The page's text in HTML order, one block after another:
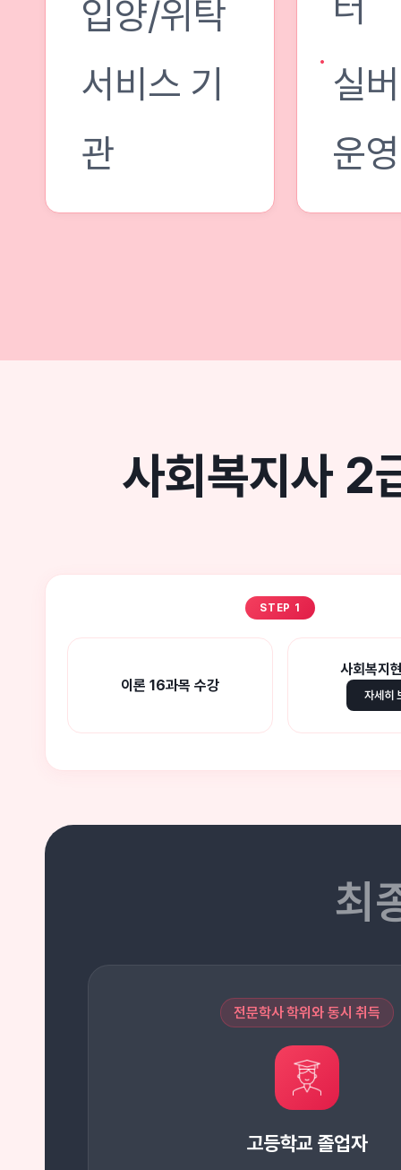
입양/위탁
서비스 기
관
실
운
사회복지사 2
STEP 1
이론 16과목 수강
사회복지
자세히
최
전문학사 학위와 동시 취득
고등학교 졸업자